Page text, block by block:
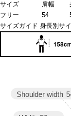
サイズ
肩幅
フリー
54
サイズガイド 身長別サ
Shoulder width